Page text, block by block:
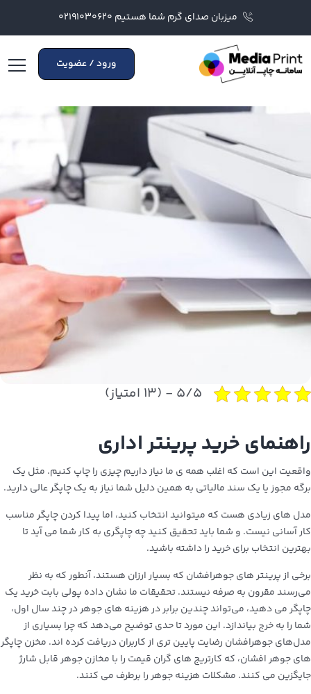
میزبان صدای گرم شما هستیم ۰۲۱۹۱۰۳۰۶۲۰
ورود / عضویت
۵/۵ - (۱۳ امتیاز)
راهنمای خرید پرینتر اداری
واقعیت این است که اغلب همه ی ما نیاز داریم چیزی را چاپ کنیم. مثل یک
برگه مجوز یا یک سند مالیاتی به همین دلیل شما نیاز به یک چاپگر عالی دارید.
مدل های زیادی هست که میتوانید انتخاب کنید، اما پیدا کردن چاپگر مناسب
کار آسانی نیست. و شما باید تحقیق کنید چه چاپگری به کار شما می آید تا
بهترین انتخاب برای خرید را داشته باشید.
برخی از پرینتر های جوهرافشان که بسیار ارزان هستند، آنطور که به نظر
می‌رسند مقرون به صرفه نیستند. تحقیقات ما نشان داده پولی بابت خرید یک
چاپگر می دهید، می‌تواند چندین برابر در هزینه‌ های جوهر در چند سال اول،
شما را به خرج بیاندازد. این مورد تا حدی توضیح می‌دهد که چرا بسیاری از
مدل‌های جوهرافشان رضایت پایین تری از کاربران دریافت کرده اند. مخزن چاپگر
های جوهر افشان، که کارتریج های گران قیمت را با مخازن جوهر قابل شارژ
جایگزین می کنند. مشکلات هزینه جوهر را برطرف می کنند.